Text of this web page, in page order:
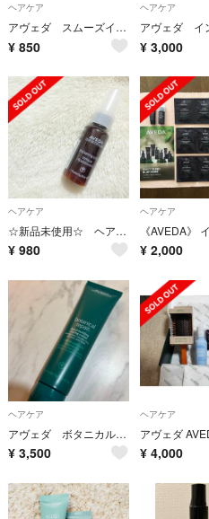
ヘアケア
アヴェダ スムーズインフュージョンパーフェクトブロードライ
¥ 850
ヘアケア
¥ 3,000
ヘアケア
☆新品未使用☆ ヘアデンストニック アヴェダ
¥ 980
ヘアケア
¥ 2,000
ヘアケア
アヴェダ ボタニカルリペア AVEDA
¥ 3,500
ヘアケア
¥ 4,000